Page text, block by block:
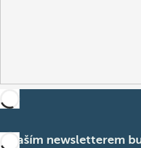
S naším newsletterem